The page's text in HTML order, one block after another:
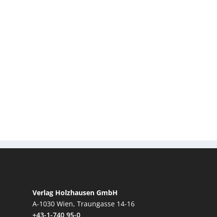
Verlag Holzhausen GmbH
A-1030 Wien, Traungasse 14-16
+43-1-740 95-0